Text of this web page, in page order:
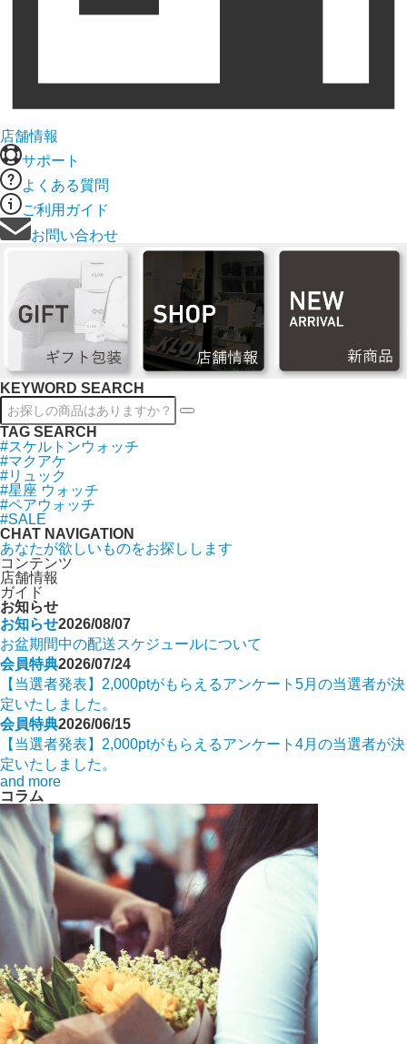
店舗情報
サポート
よくある質問
ご利用ガイド
お問い合わせ
KEYWORD SEARCH
TAG SEARCH
#スケルトンウォッチ
#マクアケ
#リュック
#星座 ウォッチ
#ペアウォッチ
#SALE
CHAT NAVIGATION
あなたが欲しいものをお探しします
コンテンツ
店舗情報
ガイド
お知らせ
お知らせ2026/08/07
お盆期間中の配送スケジュールについて
会員特典2026/07/24
【当選者発表】2,000ptがもらえるアンケート5月の当選者が決
定いたしました。
会員特典2026/06/15
【当選者発表】2,000ptがもらえるアンケート4月の当選者が決
定いたしました。
and more
コラム